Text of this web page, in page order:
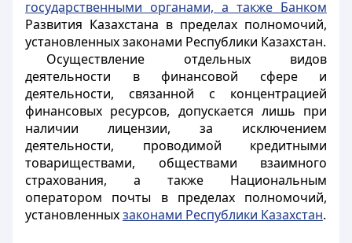
государственными органами, а также Банком
Развития Казахстана в пределах полномочий,
установленных законами Республики Казахстан.
Осуществление отдельных видов
деятельности в финансовой сфере и
деятельности, связанной с концентрацией
финансовых ресурсов, допускается лишь при
наличии лицензии, за исключением
деятельности, проводимой кредитными
товариществами, обществами взаимного
страхования, а также Национальным
оператором почты в пределах полномочий,
установленныхзаконами Республики Казахстан.